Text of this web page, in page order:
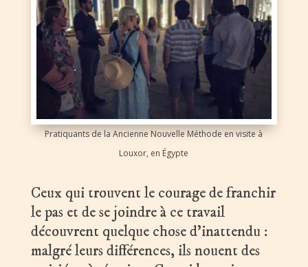
Pratiquants de la Ancienne Nouvelle Méthode en visite à
Louxor, en Égypte
Ceux qui trouvent le courage de franchir
le pas et de se joindre à ce travail
découvrent quelque chose d’inattendu :
malgré leurs différences, ils nouent des